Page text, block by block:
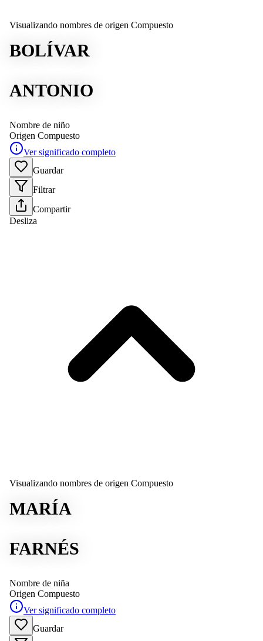
Visualizando nombres de origen Compuesto
BOLÍVAR
ANTONIO
Nombre de niño
Origen Compuesto
Ver significado completo
Guardar
Filtrar
Compartir
Desliza
Visualizando nombres de origen Compuesto
MARÍA
FARNÉS
Nombre de niña
Origen Compuesto
Ver significado completo
Guardar